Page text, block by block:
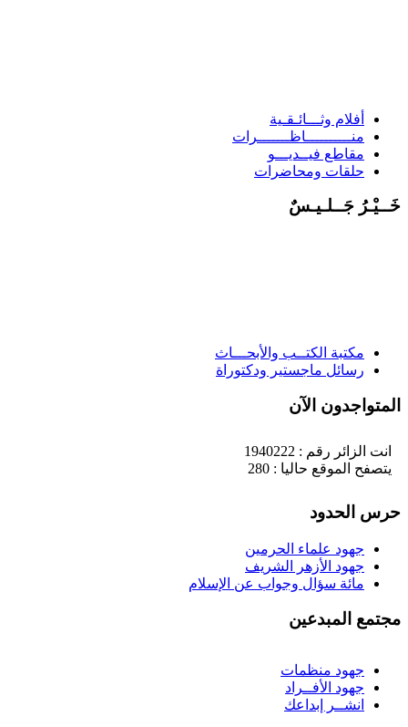
أفلام وثـــائـقـية
منــــــــــاظـــــــرات
مقاطع فيــديـــو
حلقات ومحاضرات
جَــلـيـسٌ
مكتبة الكتــب والأبحـــاث
رسائل ماجستير ودكتوراة
الآن
انت الزائر رقم : 1940222
يتصفح الموقع حاليا : 280
الحدود
جهود علماء الحرمين
جهود الأزهر الشريف
مائة سؤال وجواب عن الإسلام
المبدعين
جهود منظمات
جهود الأفــراد
انشــر إبداعك